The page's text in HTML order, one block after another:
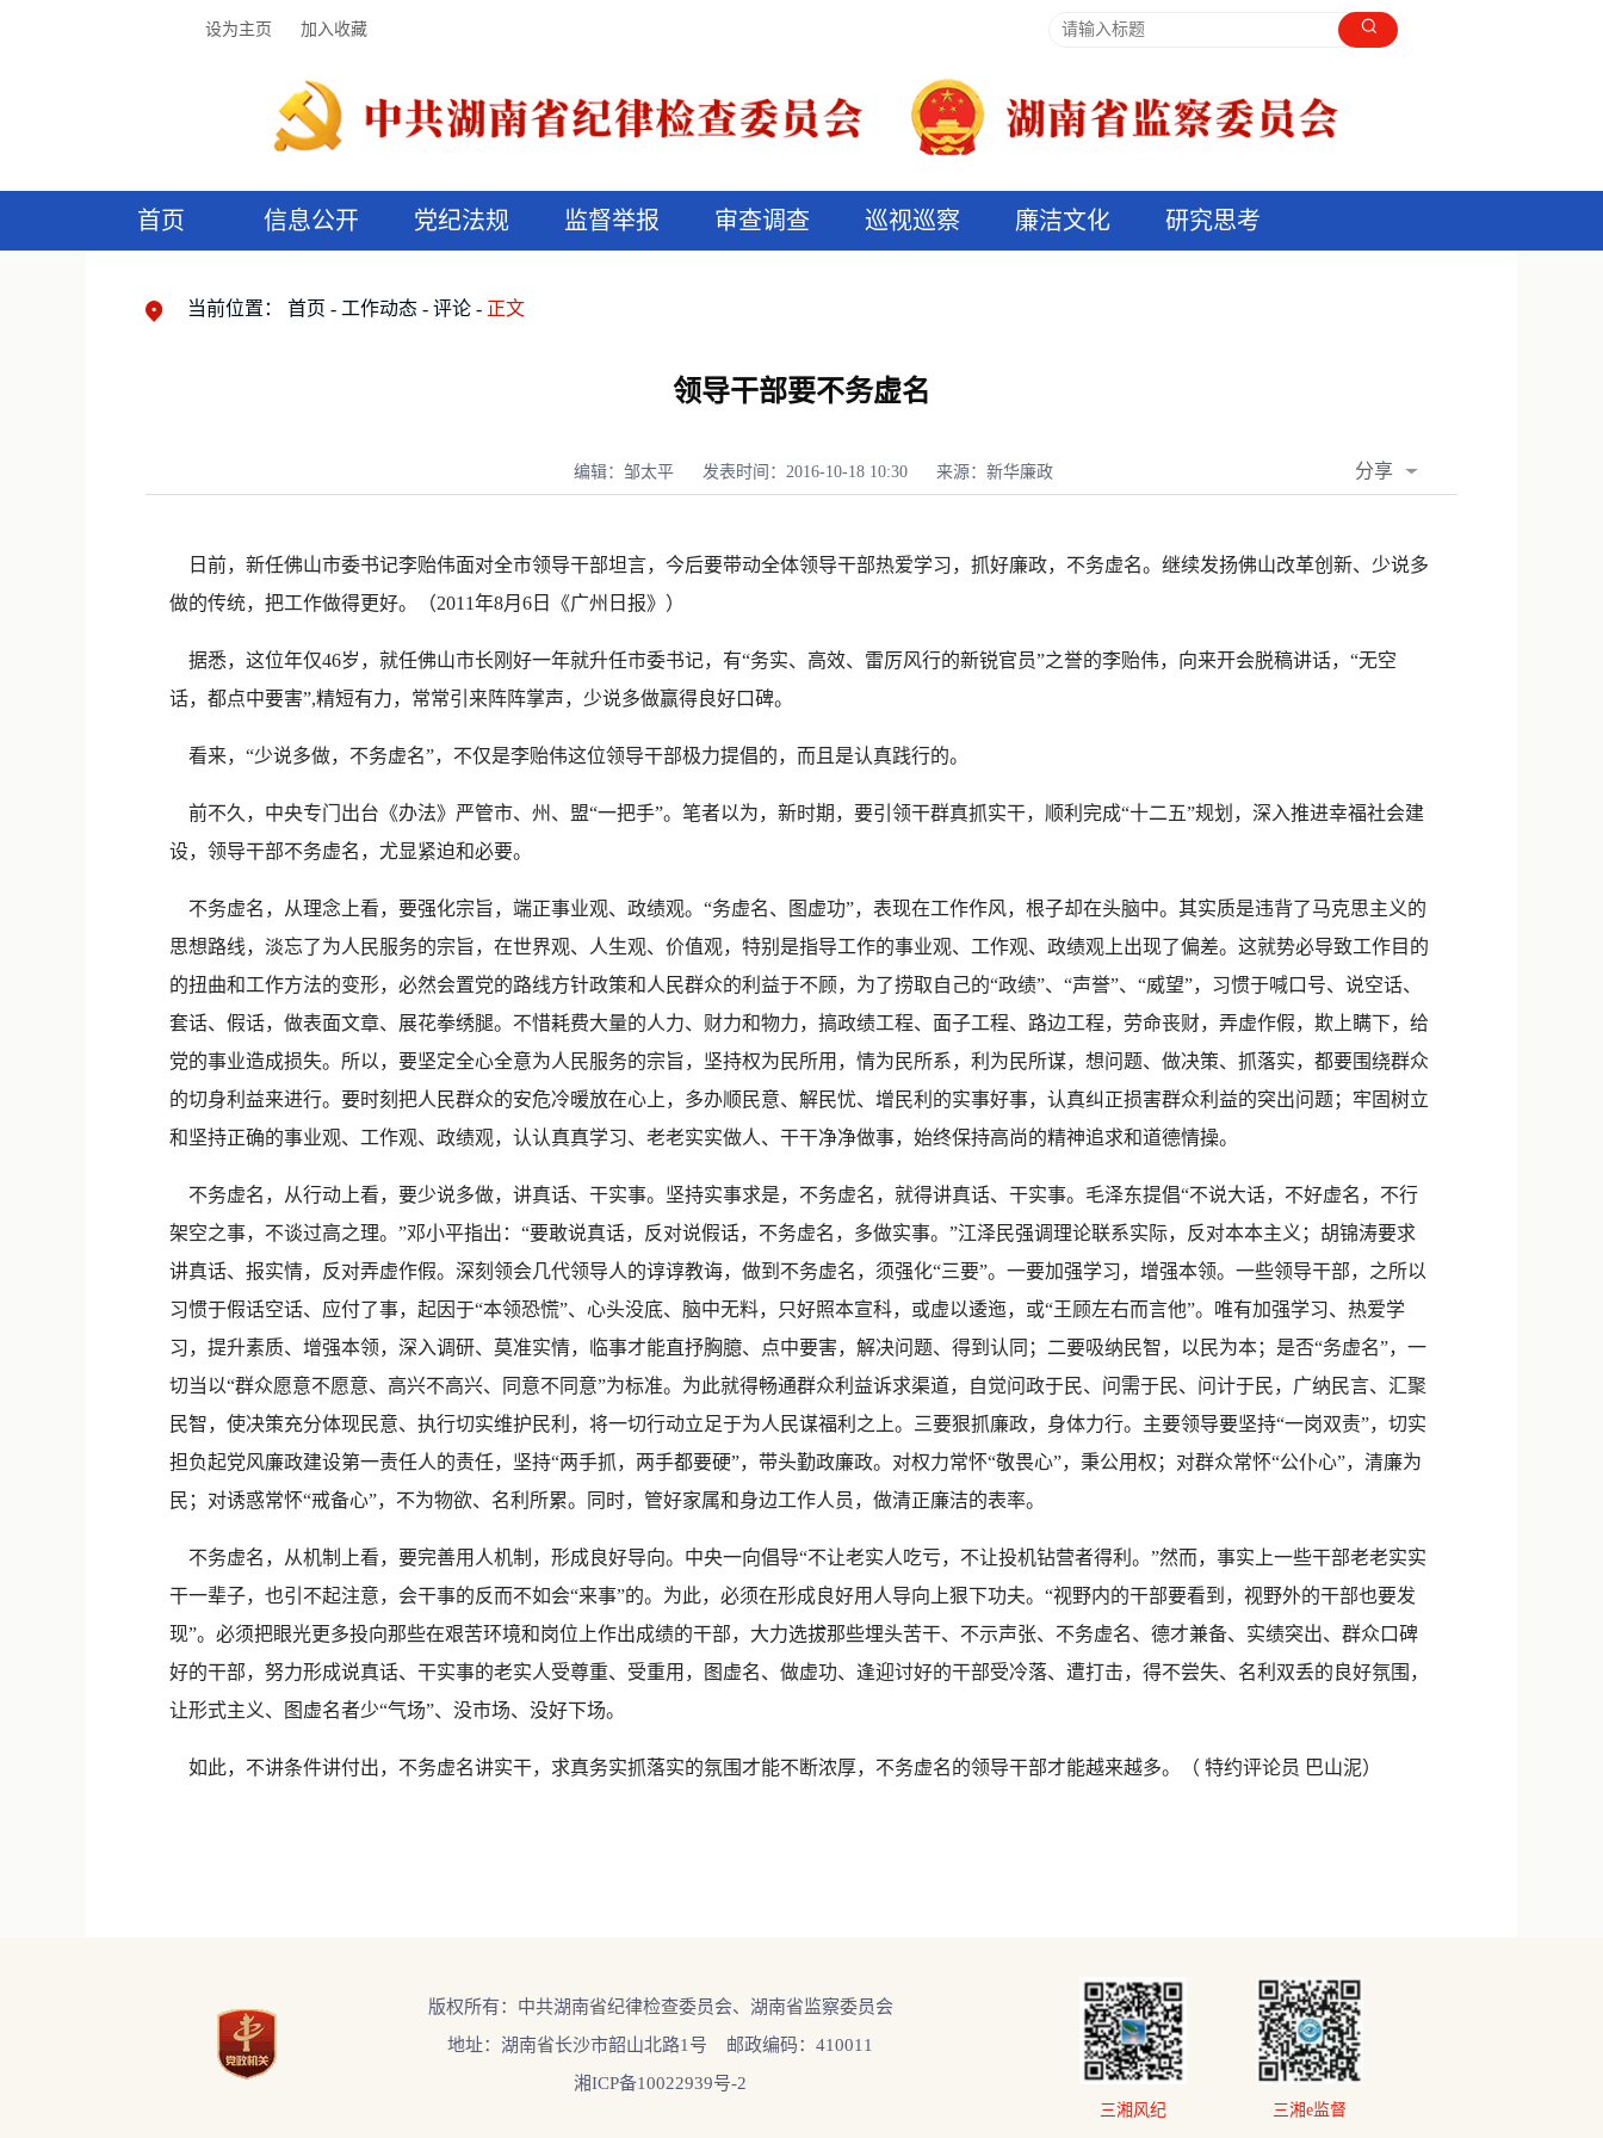
设为主页 加入收藏
首页 信息公开 党纪法规 监督举报 审查调查 巡视巡察 廉洁文化 研究思考
当前位置： 首页 工作动态 评论 正文
领导干部要不务虚名
编辑：邹太平 发表时间：2016-10-18 10:30 来源：新华廉政 分享
新浪微博
微信
日前，新任佛山市委书记李贻伟面对全市领导干部坦言，今后要带动全体领导干部热爱学习，抓好廉政，不务虚名。继续发扬佛山改革创新、少说多
做的传统，把工作做得更好。（2011年8月6日《广州日报》）
据悉，这位年仅46岁，就任佛山市长刚好一年就升任市委书记，有“务实、高效、雷厉风行的新锐官员”之誉的李贻伟，向来开会脱稿讲话，“无空
话，都点中要害”,精短有力，常常引来阵阵掌声，少说多做赢得良好口碑。
看来，“少说多做，不务虚名”，不仅是李贻伟这位领导干部极力提倡的，而且是认真践行的。
前不久，中央专门出台《办法》严管市、州、盟“一把手”。笔者以为，新时期，要引领干群真抓实干，顺利完成“十二五”规划，深入推进幸福社会建
设，领导干部不务虚名，尤显紧迫和必要。
不务虚名，从理念上看，要强化宗旨，端正事业观、政绩观。“务虚名、图虚功”，表现在工作作风，根子却在头脑中。其实质是违背了马克思主义的
思想路线，淡忘了为人民服务的宗旨，在世界观、人生观、价值观，特别是指导工作的事业观、工作观、政绩观上出现了偏差。这就势必导致工作目的
的扭曲和工作方法的变形，必然会置党的路线方针政策和人民群众的利益于不顾，为了捞取自己的“政绩”、“声誉”、“威望”，习惯于喊口号、说空话、
套话、假话，做表面文章、展花拳绣腿。不惜耗费大量的人力、财力和物力，搞政绩工程、面子工程、路边工程，劳命丧财，弄虚作假，欺上瞒下，给
党的事业造成损失。所以，要坚定全心全意为人民服务的宗旨，坚持权为民所用，情为民所系，利为民所谋，想问题、做决策、抓落实，都要围绕群众
的切身利益来进行。要时刻把人民群众的安危冷暖放在心上，多办顺民意、解民忧、增民利的实事好事，认真纠正损害群众利益的突出问题；牢固树立
和坚持正确的事业观、工作观、政绩观，认认真真学习、老老实实做人、干干净净做事，始终保持高尚的精神追求和道德情操。
不务虚名，从行动上看，要少说多做，讲真话、干实事。坚持实事求是，不务虚名，就得讲真话、干实事。毛泽东提倡“不说大话，不好虚名，不行
架空之事，不谈过高之理。”邓小平指出：“要敢说真话，反对说假话，不务虚名，多做实事。”江泽民强调理论联系实际，反对本本主义；胡锦涛要求
讲真话、报实情，反对弄虚作假。深刻领会几代领导人的谆谆教诲，做到不务虚名，须强化“三要”。一要加强学习，增强本领。一些领导干部，之所以
习惯于假话空话、应付了事，起因于“本领恐慌”、心头没底、脑中无料，只好照本宣科，或虚以逶迤，或“王顾左右而言他”。唯有加强学习、热爱学
习，提升素质、增强本领，深入调研、莫准实情，临事才能直抒胸臆、点中要害，解决问题、得到认同；二要吸纳民智，以民为本；是否“务虚名”，一
切当以“群众愿意不愿意、高兴不高兴、同意不同意”为标准。为此就得畅通群众利益诉求渠道，自觉问政于民、问需于民、问计于民，广纳民言、汇聚
民智，使决策充分体现民意、执行切实维护民利，将一切行动立足于为人民谋福利之上。三要狠抓廉政，身体力行。主要领导要坚持“一岗双责”，切实
担负起党风廉政建设第一责任人的责任，坚持“两手抓，两手都要硬”，带头勤政廉政。对权力常怀“敬畏心”，秉公用权；对群众常怀“公仆心”，清廉为
民；对诱惑常怀“戒备心”，不为物欲、名利所累。同时，管好家属和身边工作人员，做清正廉洁的表率。
不务虚名，从机制上看，要完善用人机制，形成良好导向。中央一向倡导“不让老实人吃亏，不让投机钻营者得利。”然而，事实上一些干部老老实实
干一辈子，也引不起注意，会干事的反而不如会“来事”的。为此，必须在形成良好用人导向上狠下功夫。“视野内的干部要看到，视野外的干部也要发
现”。必须把眼光更多投向那些在艰苦环境和岗位上作出成绩的干部，大力选拔那些埋头苦干、不示声张、不务虚名、德才兼备、实绩突出、群众口碑
好的干部，努力形成说真话、干实事的老实人受尊重、受重用，图虚名、做虚功、逢迎讨好的干部受冷落、遭打击，得不尝失、名利双丢的良好氛围，
让形式主义、图虚名者少“气场”、没市场、没好下场。
如此，不讲条件讲付出，不务虚名讲实干，求真务实抓落实的氛围才能不断浓厚，不务虚名的领导干部才能越来越多。（ 特约评论员 巴山泥）
版权所有：中共湖南省纪律检查委员会、湖南省监察委员会
地址：湖南省长沙市韶山北路1号 邮政编码：410011
湘ICP备10022939号-2
三湘风纪 三湘e监督